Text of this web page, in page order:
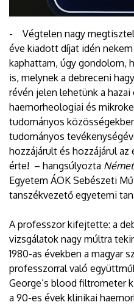
- Végtelen nagy
éve kiadott díjat idén
kaphattam, úgy gondolom,
is, melynek a debreceni
révén jelen lehetünk a
haemorheologiai és
tudományos
tudományos
hozzájárult és hozzájárul
érte! – hangsúlyozta
Egyetem ÁOK Sebészeti
tanszékvezető egyetemi
A professzor kifejtette: a
vizsgálatok nagy múltra
1980-as években a magyar
professzorral való
George’s blood filtrometer
a 90-es évek klinikai